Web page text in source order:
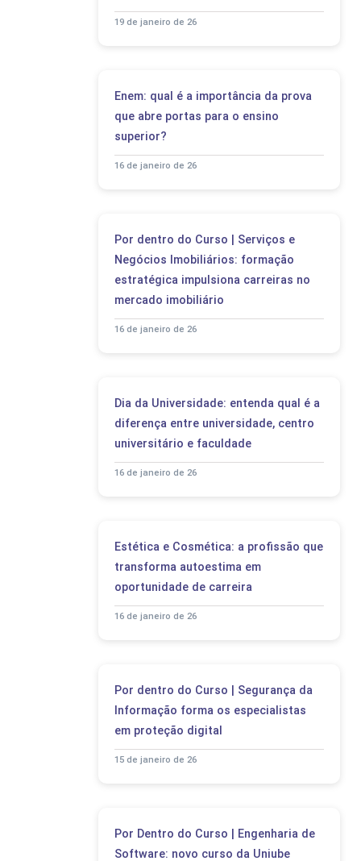
19 de janeiro de 26
Enem: qual é a importância da prova
que abre portas para o ensino
superior?
16 de janeiro de 26
Por dentro do Curso | Serviços e
Negócios Imobiliários: formação
estratégica impulsiona carreiras no
mercado imobiliário
16 de janeiro de 26
Dia da Universidade: entenda qual é a
diferença entre universidade, centro
universitário e faculdade
16 de janeiro de 26
Estética e Cosmética: a profissão que
transforma autoestima em
oportunidade de carreira
16 de janeiro de 26
Por dentro do Curso | Segurança da
Informação forma os especialistas
em proteção digital
15 de janeiro de 26
Por Dentro do Curso | Engenharia de
Software: novo curso da Uniube